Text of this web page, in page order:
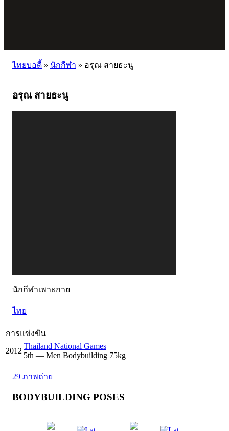
ไทยบอดี้ » นักกีฬา » อรุณ สายธะนู
อรุณ สายธะนู
นักกีฬาเพาะกาย
ไทย
การแข่งขัน
2012
Thailand National Games
5th — Men Bodybuilding 75kg
29 ภาพถ่าย
BODYBUILDING POSES